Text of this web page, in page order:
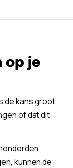
op je
de kans groot
of dat dit
kunnen de